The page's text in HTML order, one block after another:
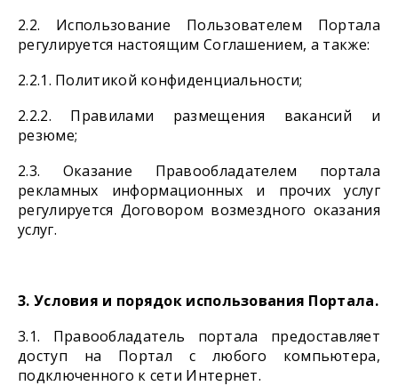
2.2. Использование Пользователем Портала
регулируется настоящим Соглашением, а также:
2.2.1. Политикой конфиденциальности;
2.2.2. Правилами размещения вакансий и
резюме;
2.3. Оказание Правообладателем портала
рекламных информационных и прочих услуг
регулируется Договором возмездного оказания
услуг.
3. Условия и порядок использования Портала.
3.1. Правообладатель портала предоставляет
доступ на Портал с любого компьютера,
подключенного к сети Интернет.